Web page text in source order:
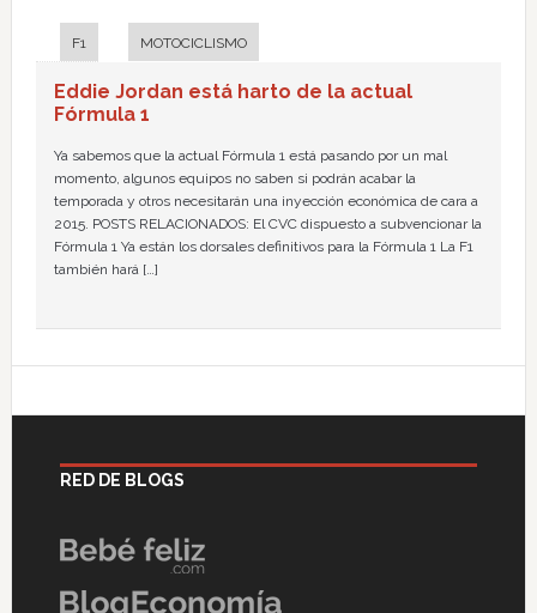
F1 MOTOCICLISMO
Eddie Jordan está harto de la actual
Fórmula 1
Ya sabemos que la actual Fórmula 1 está pasando por un mal
momento, algunos equipos no saben si podrán acabar la
temporada y otros necesitarán una inyección económica de cara a
2015. POSTS RELACIONADOS: El CVC dispuesto a subvencionar la
Fórmula 1 Ya están los dorsales definitivos para la Fórmula 1 La F1
también hará […]
RED DE BLOGS